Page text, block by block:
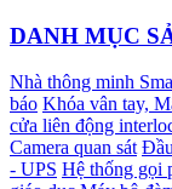
DANH MỤC
Nhà thông minh
báo Khóa vân tay,
cửa liên động
Camera quan sát
- UPS Hệ thống gọi